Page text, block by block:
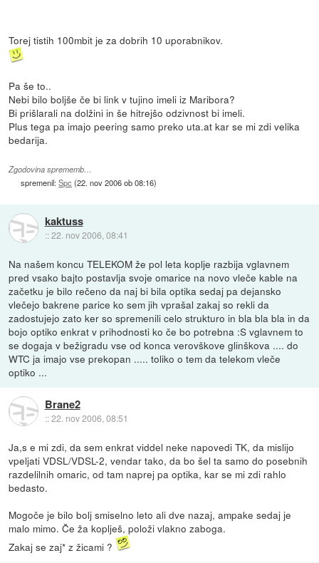
Torej tistih 100mbit je za dobrih 10 uporabnikov.
Pa še to..
Nebi bilo boljše če bi link v tujino imeli iz Maribora?
Bi prišlarali na dolžini in še hitrejšo odzivnost bi imeli.
Plus tega pa imajo peering samo preko uta.at kar se mi zdi velika
bedarija.
Zgodovina sprememb…
spremenil:Spc (22. nov 2006 ob 08:16)
kaktuss
::22. nov 2006, 08:41
Na našem koncu TELEKOM že pol leta koplje razbija vglavnem
pred vsako bajto postavlja svoje omarice na novo vleče kable na
začetku je bilo rečeno da naj bi bila optika sedaj pa dejansko
vlečejo bakrene parice ko sem jih vprašal zakaj so rekli da
zadostujejo zato ker so spremenili celo strukturo in bla bla bla in da
bojo optiko enkrat v prihodnosti ko če bo potrebna :S vglavnem to
se dogaja v bežigradu vse od konca verovškove glinškova .... do
WTC ja imajo vse prekopan ..... toliko o tem da telekom vleče
optiko ...
Brane2
::22. nov 2006, 08:51
Ja,s e mi zdi, da sem enkrat viddel neke napovedi TK, da mislijo
vpeljati VDSL/VDSL-2, vendar tako, da bo šel ta samo do posebnih
razdelilnih omaric, od tam naprej pa optika, kar se mi zdi rahlo
bedasto.
Mogoče je bilo bolj smiselno leto ali dve nazaj, ampake sedaj je
malo mimo. Če ža koplješ, položi vlakno zaboga.
Zakaj se zaj* z žicami ?